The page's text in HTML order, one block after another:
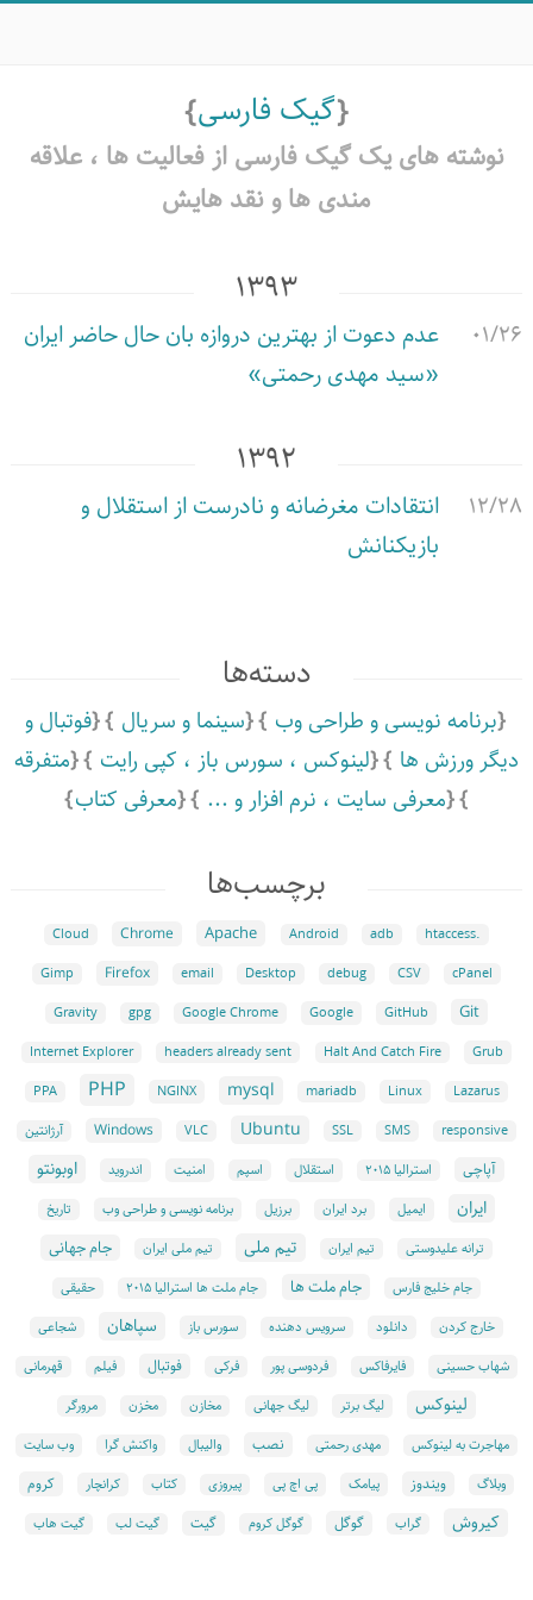
گیک فارسی
نوشته های یک گیک فارسی از فعالیت ها ،‌ علاقه
مندی ها و نقد هایش
۱۳۹۳
۰۱/۲۶
عدم دعوت از بهترین دروازه بان حال حاضر ایران
«سید مهدی رحمتی»
۱۳۹۲
۱۲/۲۸
انتقادات مغرضانه و نادرست از استقلال و
بازیکنانش
دسته‌ها
برنامه نویسی و طراحی وب سینما و سریال
فوتبال و
دیگر ورزش ها
لینوکس ،‌ سورس باز ،‌ کپی رایت
متفرقه
معرفی سایت ،‌ نرم افزار و ...
معرفی کتاب
برچسب‌ها
.htaccess
adb
Android
Apache
Chrome
Cloud
cPanel
CSV
debug
Desktop
email
Firefox
Gimp
Git
GitHub
Google
Google Chrome
gpg
Gravity
Grub
Halt And Catch Fire
headers already sent
Internet Explorer
Lazarus
Linux
mariadb
mysql
NGINX
PHP
PPA
responsive
SMS
SSL
Ubuntu
VLC
Windows آرژانتین
آپاچی استرالیا ۲۰۱۵ استقلال اسپم امنیت اندروید
اوبونتو
ایران
ایمیل برد ایران برزیل برنامه نویسی و طراحی وب
تاریخ
ترانه علیدوستی
تیم ایران تیم ملی تیم ملی ایران جام جهانی
جام خلیج فارس جام ملت ها جام ملت ها استرالیا ۲۰۱۵
حقیقی
خارج کردن
دانلود سرویس دهنده سورس باز سپاهان شجاعی
شهاب حسینی فایرفاکس فردوسی پور فرکی فوتبال فیلم قهرمانی
لینوکس لیگ برتر لیگ جهانی مخازن مخزن
مرورگر
مهاجرت به لینوکس
مهدی رحمتی نصب والیبال واکنش گرا وب سایت
وبلاگ ویندوز پیامک پی اچ پی پیروزی کتاب کرانچار کروم
کیروش گراب گوگل گوگل کروم گیت گیت لب گیت هاب